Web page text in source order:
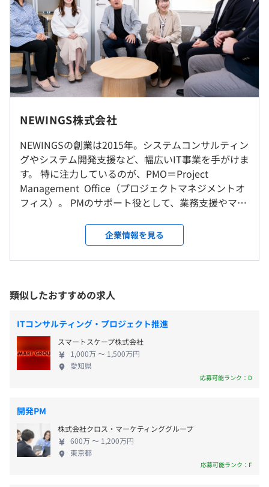
②公共系業務システム刷新プロジェクト
・開発規模：100,000人月以上
・開発人数：1,000人以上
・開発期間：約10年間
・対応内容：
プロジェクト管理計画書の改訂、進捗管理、品質管理、
変更管理、工程管理、納品管理、コミュニケーション管
③ 保険会社向け基幹システム構築プロジェクト
・開発規模：10,000人月
・開発人数：500人程度
・開発期間：3年間
・対応内容：
開発計画の策定、プロジェクト管理計画書の作成、進捗
管理、品質管理、変更管理、工程管理、納品管理、コミュ
■当社にはPMOや社員代替を担うメンバーが多数在籍し
ています。20代・30代も活躍中です！
＜雇入時＞
大阪市内にある各プロジェクト先
※転居をともなう転勤はございません。
【支社】
ル THE HUB 心斎橋 411号室
【本社】
GINZA Shintomi Lab. 7階
会社の定める場所（テレワークをおこなう場所を含む）
受動喫煙防止措置に関する事項
従業員に対する受動喫煙対策：敷地内禁煙／屋内禁煙
【支社】
大阪メトロ御堂筋線「心斎橋」駅より徒歩1分
大阪メトロ長堀鶴見緑地線「心斎橋」駅より徒歩1分
※経験・スキルなどを考慮して決定
※超過分は、追加で別途支給
※3カ月間の試用期間あり（この間、待遇面に変動なし）
9:00～18:00
休憩時間：12:00〜13:00（60分）
平均残業時間：20時間以下
・夏季休暇（7～9月の間に3日間取得可能、初年度は入社
・年末年始休暇
・有給休暇
・慶弔休暇
・産前産後休暇
・その他休暇
※ 5日以上の連続休暇の取得も可能です
※ 男性社員の育児休暇取得実績あり
NEWINGS株式会社
NEWINGSの創業は2015年。システムコンサルティン
グやシステム開発支援など、幅広いIT事業を手がけま
す。 特に注力しているのが、PMO＝Project
Management Office（プロジェクトマネジメントオ
フィス）。 PMのサポート役として、業務支援やマネ
ェクトを成功へと導いてきた実績があります。 今で
は、官公庁をはじめとした国からの依頼も多数。億
単位のビッグプロジェクトをも、私たちが動かして
験”がたくさんあります。そしてその経験によって得
られるコンサルティング力、課題解決力、マネジメ
ントスキル。 これからをエンジニアとして生き抜く
ために必要な力を手にできるでしょう。 「スキルを
身につけたい」「成長したい」。もし、そんな気持
ちを持っているなら、あなたの理想のキャリアを、
ぜひ当社で叶えてください。 ＜NEWINGSで働く魅力
ことができます。 《SEから注目度の高い”PMO”のポ
ジションへ》 PMOという言葉が広まる以前から同業
務を担ってきた当社。PMOになるために必要なマネ
ジメントスキルやコンサル力を、私たちが伝授しま
す。 《国のビッグプロジェクトも担当》 金融・官公
企業情報を見る
類似したおすすめの求人
ITコンサルティング・プロジェクト推進
スマートスケープ株式会社
1,000万 〜 1,500万円
愛知県
応募可能ランク：D
開発PM
株式会社クロス・マーケティンググループ
600万 〜 1,200万円
東京都
応募可能ランク：F